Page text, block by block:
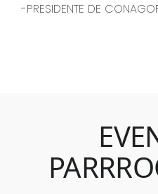
-PRESIDENTE DE